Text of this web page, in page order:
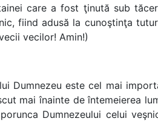
care a fost ţinută sub
fiind adusă la cunoştinţa
vecilor! Amin!)
Dumnezeu este cel mai
mai înainte de întemeierea
Dumnezeului celui